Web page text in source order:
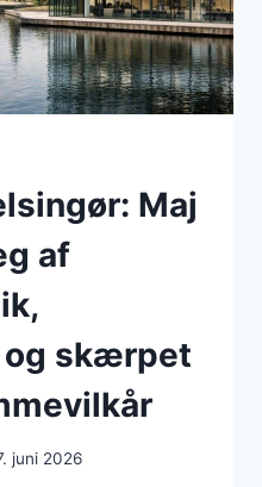
Maj
af
skærpet
juni 2026